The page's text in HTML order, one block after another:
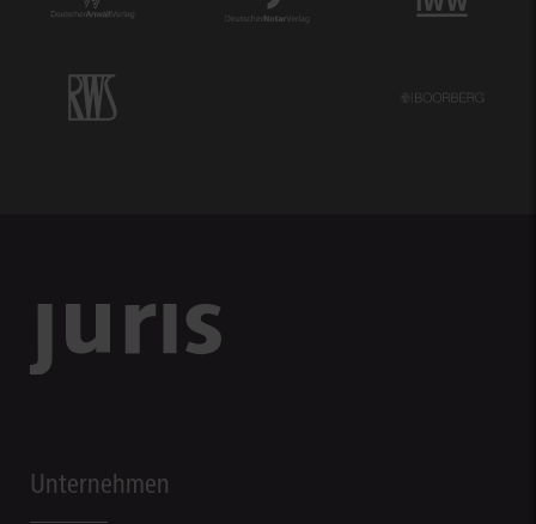
Unternehmen